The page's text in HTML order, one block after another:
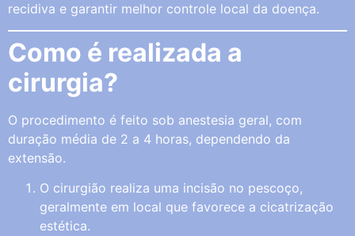
recidiva e garantir melhor controle local da doença.
Como é realizada a
cirurgia?
O procedimento é feito sob anestesia geral, com
duração média de 2 a 4 horas, dependendo da
extensão.
O cirurgião realiza uma incisão no pescoço,
geralmente em local que favorece a cicatrização
estética.